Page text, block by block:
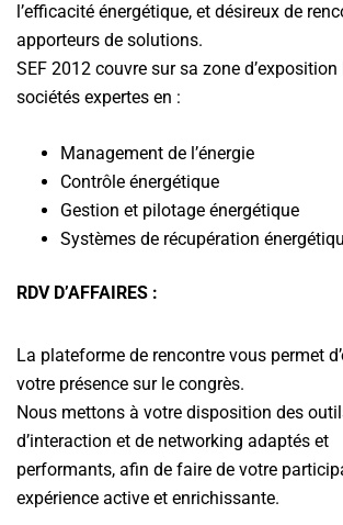
l’efficacité énergétique, et désireux de
apporteurs de solutions.
SEF 2012 couvre sur sa zone d’exposition
sociétés expertes en :
Management de l’énergie
Contrôle énergétique
Gestion et pilotage énergétique
Systèmes de récupération
RDV D’AFFAIRES :
La plateforme de rencontre vous permet
votre présence sur le congrès.
Nous mettons à votre disposition des
d’interaction et de networking adaptés et
performants, afin de faire de votre
expérience active et enrichissante.